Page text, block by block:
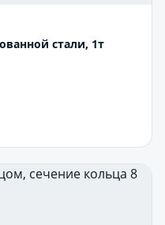
стали, 1т